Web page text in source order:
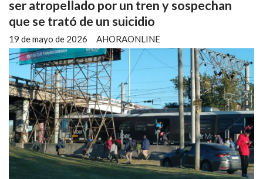
ser atropellado por un tren y sospechan
que se trató de un suicidio
AHORAONLINE
19 de mayo de 2026